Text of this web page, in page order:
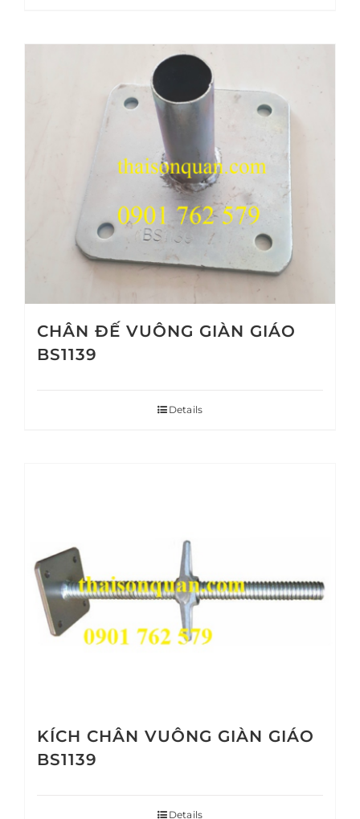
CHÂN ĐẾ VUÔNG GIÀN GIÁO
BS1139
Details
KÍCH CHÂN VUÔNG GIÀN GIÁO
BS1139
Details